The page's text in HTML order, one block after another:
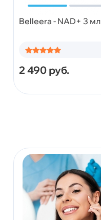
Belleera - NAD+ 3 мл
2 490 руб.